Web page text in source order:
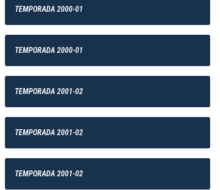
TEMPORADA 2000-01
TEMPORADA 2000-01
TEMPORADA 2001-02
TEMPORADA 2001-02
TEMPORADA 2001-02